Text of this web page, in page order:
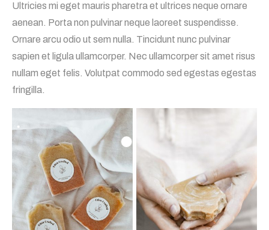
Ultricies mi eget mauris pharetra et ultrices neque ornare
aenean. Porta non pulvinar neque laoreet suspendisse.
Ornare arcu odio ut sem nulla. Tincidunt nunc pulvinar
sapien et ligula ullamcorper. Nec ullamcorper sit amet risus
nullam eget felis. Volutpat commodo sed egestas egestas
fringilla.